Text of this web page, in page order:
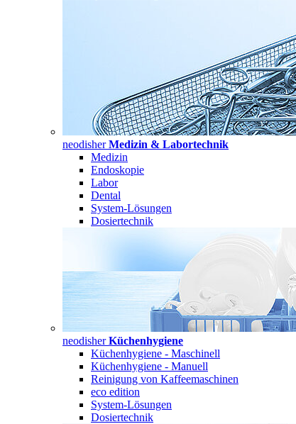
neodisherMedizin & Labortechnik
Medizin
Endoskopie
Labor
Dental
System-Lösungen
Dosiertechnik
neodisherKüchenhygiene
Küchenhygiene - Maschinell
Küchenhygiene - Manuell
Reinigung von Kaffeemaschinen
eco edition
System-Lösungen
Dosiertechnik